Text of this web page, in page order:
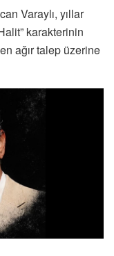
Varaylı, yıllar
karakterinin
ağır talep üzerine